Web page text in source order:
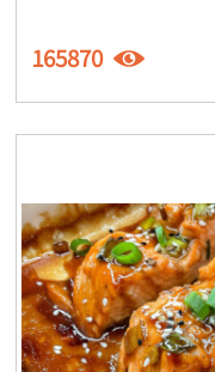
165870